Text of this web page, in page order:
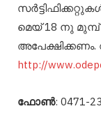
മെയ് 18 നു
അപേക്ഷിക്കണം.
http://
ഫോൺ: 0471-